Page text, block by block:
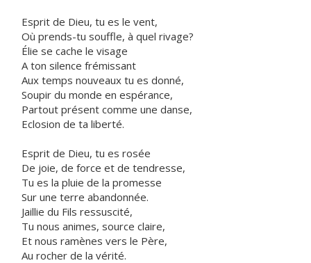
Esprit de Dieu, tu es le vent,
Où prends-tu souffle, à quel rivage?
Élie se cache le visage
A ton silence frémissant
Aux temps nouveaux tu es donné,
Soupir du monde en espérance,
Partout présent comme une danse,
Eclosion de ta liberté.
Esprit de Dieu, tu es rosée
De joie, de force et de tendresse,
Tu es la pluie de la promesse
Sur une terre abandonnée.
Jaillie du Fils ressuscité,
Tu nous animes, source claire,
Et nous ramènes vers le Père,
Au rocher de la vérité.